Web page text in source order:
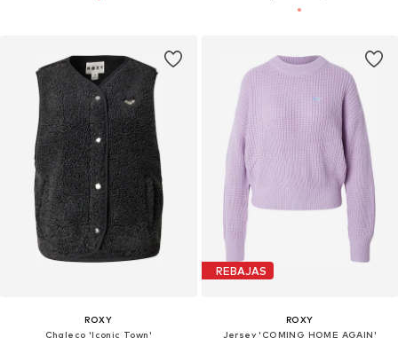
ROXY
Chaleco 'Iconic Town'
REBAJAS
ROXY
Jersey 'COMING HOME AGAIN'